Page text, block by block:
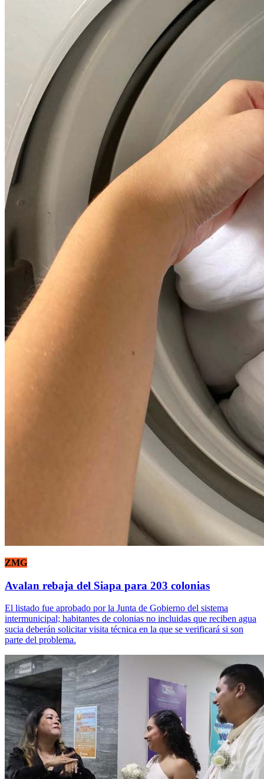
ZMG
Avalan rebaja del Siapa para 203 colonias
El listado fue aprobado por la Junta de Gobierno del sistema
intermunicipal; habitantes de colonias no incluidas que reciben agua
sucia deberán solicitar visita técnica en la que se verificará si son
parte del problema.